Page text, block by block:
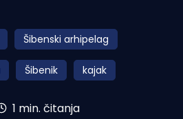
Šibenski arhipelag
Šibenik kajak
1 min. čitanja